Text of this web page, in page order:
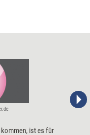
kommen, ist es für